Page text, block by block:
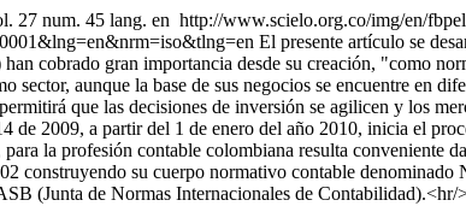
27 num. 45 lang. en http://www.scielo.org.co/img/en/
El presente artículo se
cobrado gran importancia desde su creación, "como
aunque la base de sus negocios se encuentre en
que las decisiones de inversión se agilicen y los
de 2009, a partir del 1 de enero del año 2010, inicia el
la profesión contable colombiana resulta conveniente
construyendo su cuerpo normativo contable
(Junta de Normas Internacionales de